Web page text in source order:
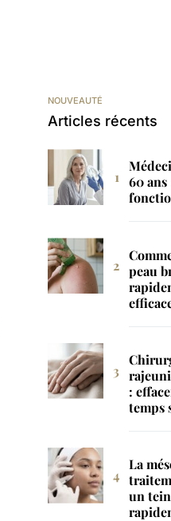
NOUVEAUTÉ
Articles récents
60
peau
:
temps
La
un